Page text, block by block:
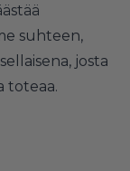
suhteen,
josta
toteaa.